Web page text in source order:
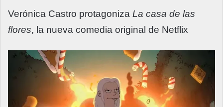
Verónica Castro protagoniza La casa de las
flores, la nueva comedia original de Netflix